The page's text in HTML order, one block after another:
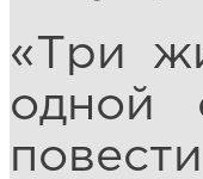
«Три
одной